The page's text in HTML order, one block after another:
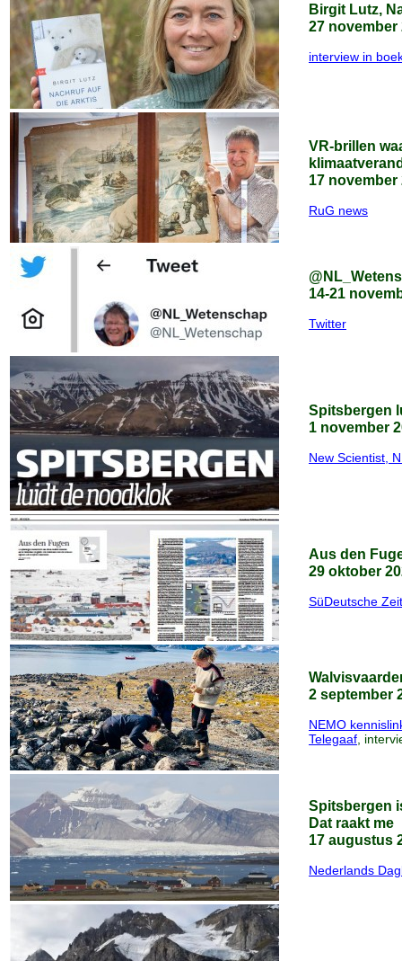
Birgit Lutz,
27 november
interview in
VR-brillen
17 november
RuG news
14-21
Twitter
Spitsbergen
1 november
New Scientist,
Aus den
29 oktober
SüDeutsche
2 september
NEMO
Telegaaf,
Spitsbergen
Dat raakt me
17 augustus
Nederlands